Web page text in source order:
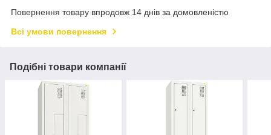
Повернення товару впродовж 14 днів за домовленістю
Всі умови повернення
Подібні товари компанії